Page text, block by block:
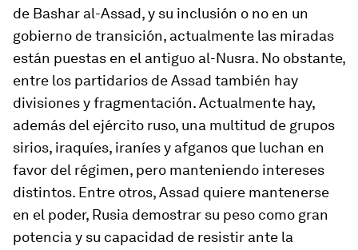
de Bashar al-Assad, y su inclusión o no en un
gobierno de transición, actualmente las miradas
están puestas en el antiguo al-Nusra. No obstante,
entre los partidarios de Assad también hay
divisiones y fragmentación. Actualmente hay,
además del ejército ruso, una multitud de grupos
sirios, iraquíes, iraníes y afganos que luchan en
favor del régimen, pero manteniendo intereses
distintos. Entre otros, Assad quiere mantenerse
en el poder, Rusia demostrar su peso como gran
potencia y su capacidad de resistir ante la